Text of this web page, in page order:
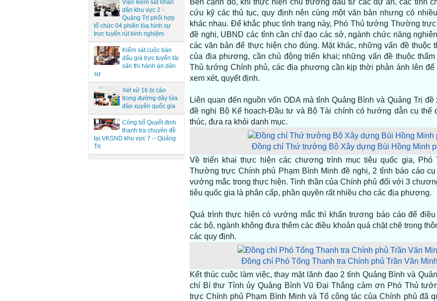
Viện kiểm sát nhân
dân khu vực 2 -
Quảng Trị phối hợp
tổ chức 04 phiên tòa hình sự
trực tuyến rút kinh nghiệm
Kiểm sát cuộc bán
đấu giá trực tuyến tài
sản thi hành án dân
sự
Xét xử 16 bị cáo
trong đường dây lừa
đảo xuyên quốc gia
Công bố Quyết định
thanh tra chuyên đề
tại VKSND khu vực 7 -- Quảng
Trị
Bên cạnh đó, khi thực hiện chủ trương đầu tư các dự án, các tỉnh
cứu kỹ các thủ tục, quy định nên cùng một văn bản nhưng có
khác nhau. Để khắc phục tình trạng này, Phó Thủ tướng Thường
đề nghị, UBND các tỉnh cần chỉ đạo các sở, ngành chức năng
các văn bản để thực hiện cho đúng. Mặt khác, những vấn đề thuộc
của địa phương, cần chủ động triển khai; những vấn đề thuộc thẩm
Thủ tướng Chính phủ, các địa phương cần kịp thời phản ánh lên
xem xét, quyết định.
Liên quan đến nguồn vốn ODA mà tỉnh Quảng Bình và Quảng Trị đề
đề nghị Bộ Kế hoạch-Đầu tư và Bộ Tài chính có hướng dẫn cụ thể
thúc, đưa ra khỏi danh mục.
Đồng chí Thứ trưởng Bộ Xây dựng Bùi Hồng Minh
Về triển khai thực hiện các chương trình mục tiêu quốc gia, Phó
Thường trực Chính phủ Phạm Bình Minh đề nghị, 2 tỉnh báo cáo
vướng mắc trong thực hiện. Tinh thần của Chính phủ đối với 3
tiêu quốc gia là phân cấp, phần quyền rất nhiều cho các địa phương.
Quá trình thực hiện có vướng mắc thì khẩn trương báo cáo để điều
các bộ, ngành không đưa thêm các điều khoản quá chặt chẽ trong
các quy định.
Đồng chí Phó Tổng Thanh tra Chính phủ Trần Văn
Kết thúc cuộc làm việc, thay mặt lãnh đạo 2 tỉnh Quảng Bình và
chí Bí thư Tỉnh ủy Quảng Bình Vũ Đại Thắng cảm ơn Phó Thủ
trực Chính phủ Phạm Bình Minh và Tổ công tác của Chính phủ đã